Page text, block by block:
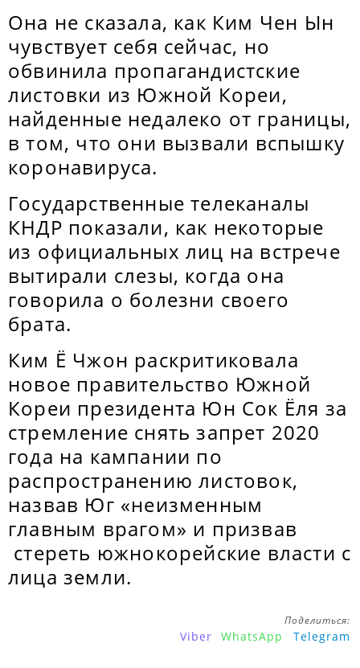
Она не сказала, как Ким Чен Ын
чувствует себя сейчас, но
обвинила пропагандистские
листовки из Южной Кореи,
найденные недалеко от границы,
в том, что они вызвали вспышку
коронавируса.
Государственные телеканалы
КНДР показали, как некоторые
из официальных лиц на встрече
вытирали слезы, когда она
говорила о болезни своего
брата.
Ким Ё Чжон раскритиковала
новое правительство Южной
Кореи президента Юн Сок Ёля за
стремление снять запрет 2020
года на кампании по
распространению листовок,
назвав Юг «неизменным
главным врагом» и призвав
стереть южнокорейские власти с
лица земли.
Поделиться:
Viber WhatsApp Telegram